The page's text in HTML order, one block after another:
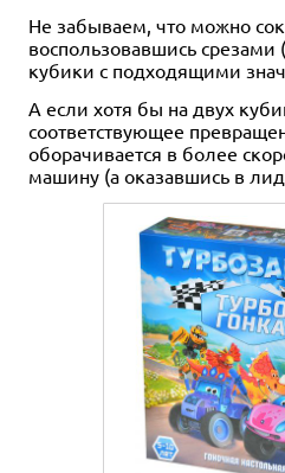
Не забываем, что можно
воспользовавшись
кубики с подходящими
А если хотя бы на двух
соответствующее
оборачивается в более
машину (а оказавшись в